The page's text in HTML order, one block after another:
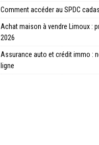
Comment accéder au SPDC
Achat maison à vendre Limoux :
2026
Assurance auto et crédit immo :
ligne